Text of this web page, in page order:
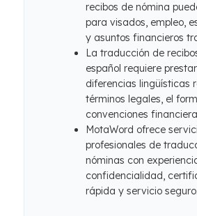
recibos de nómina
para visados, empleo,
y asuntos financieros
La traducción de
español requiere
diferencias lingüísticas
términos legales, el
convenciones
MotaWord ofrece
profesionales de
nóminas con
confidencialidad,
rápida y servicio seguro.